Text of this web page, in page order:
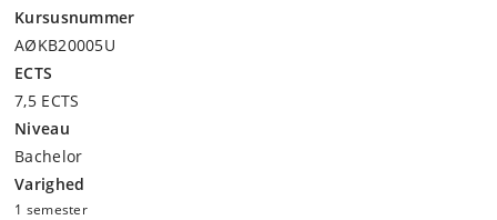
Kursusnummer
AØKB20005U
ECTS
7,5 ECTS
Niveau
Bachelor
Varighed
1 semester